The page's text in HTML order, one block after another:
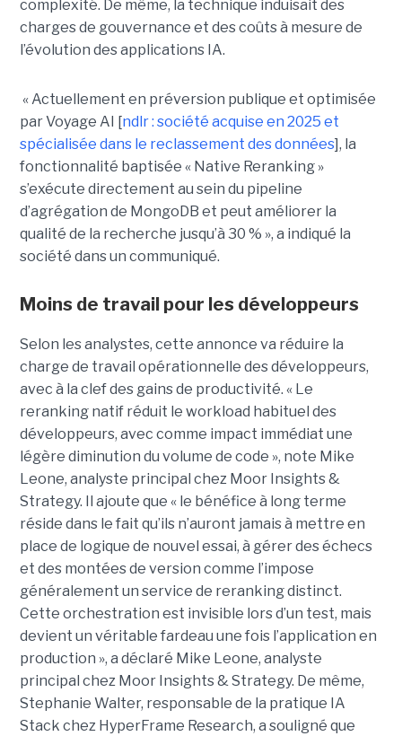
complexité. De même, la technique induisait des
charges de gouvernance et des coûts à mesure de
l’évolution des applications IA.
« Actuellement en préversion publique et optimisée
par Voyage AI [ndlr : société acquise en 2025 et
spécialisée dans le reclassement des données], la
fonctionnalité baptisée « Native Reranking »
s’exécute directement au sein du pipeline
d’agrégation de MongoDB et peut améliorer la
qualité de la recherche jusqu’à 30 % », a indiqué la
société dans un communiqué.
Moins de travail pour les développeurs
Selon les analystes, cette annonce va réduire la
charge de travail opérationnelle des développeurs,
avec à la clef des gains de productivité. « Le
reranking natif réduit le workload habituel des
développeurs, avec comme impact immédiat une
légère diminution du volume de code », note Mike
Leone, analyste principal chez Moor Insights &
Strategy. Il ajoute que « le bénéfice à long terme
réside dans le fait qu’ils n’auront jamais à mettre en
place de logique de nouvel essai, à gérer des échecs
et des montées de version comme l’impose
généralement un service de reranking distinct.
Cette orchestration est invisible lors d’un test, mais
devient un véritable fardeau une fois l’application en
production », a déclaré Mike Leone, analyste
principal chez Moor Insights & Strategy. De même,
Stephanie Walter, responsable de la pratique IA
Stack chez HyperFrame Research, a souligné que